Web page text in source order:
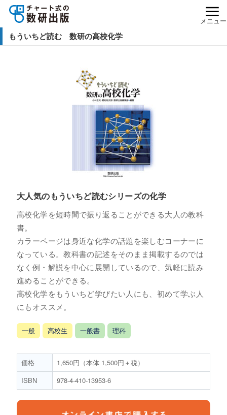
メニュー
もういちど読む 数研の高校化学
大人気のもういちど読むシリーズの化学
高校化学を短時間で振り返ることができる大人の教科
書。
カラーページは身近な化学の話題を楽しむコーナーに
なっている。教科書の記述をそのまま掲載するのでは
なく例・解説を中心に展開しているので、気軽に読み
進めることができる。
高校化学をもういちど学びたい人にも、初めて学ぶ人
にもオススメ。
一般 高校生 一般書 理科
価格
1,650円（本体 1,500円＋税）
ISBN
978-4-410-13953-6